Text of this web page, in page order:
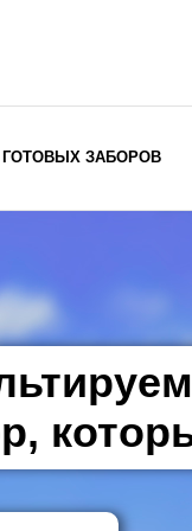
Забор
ГОТОВЫХ ЗАБОРОВ